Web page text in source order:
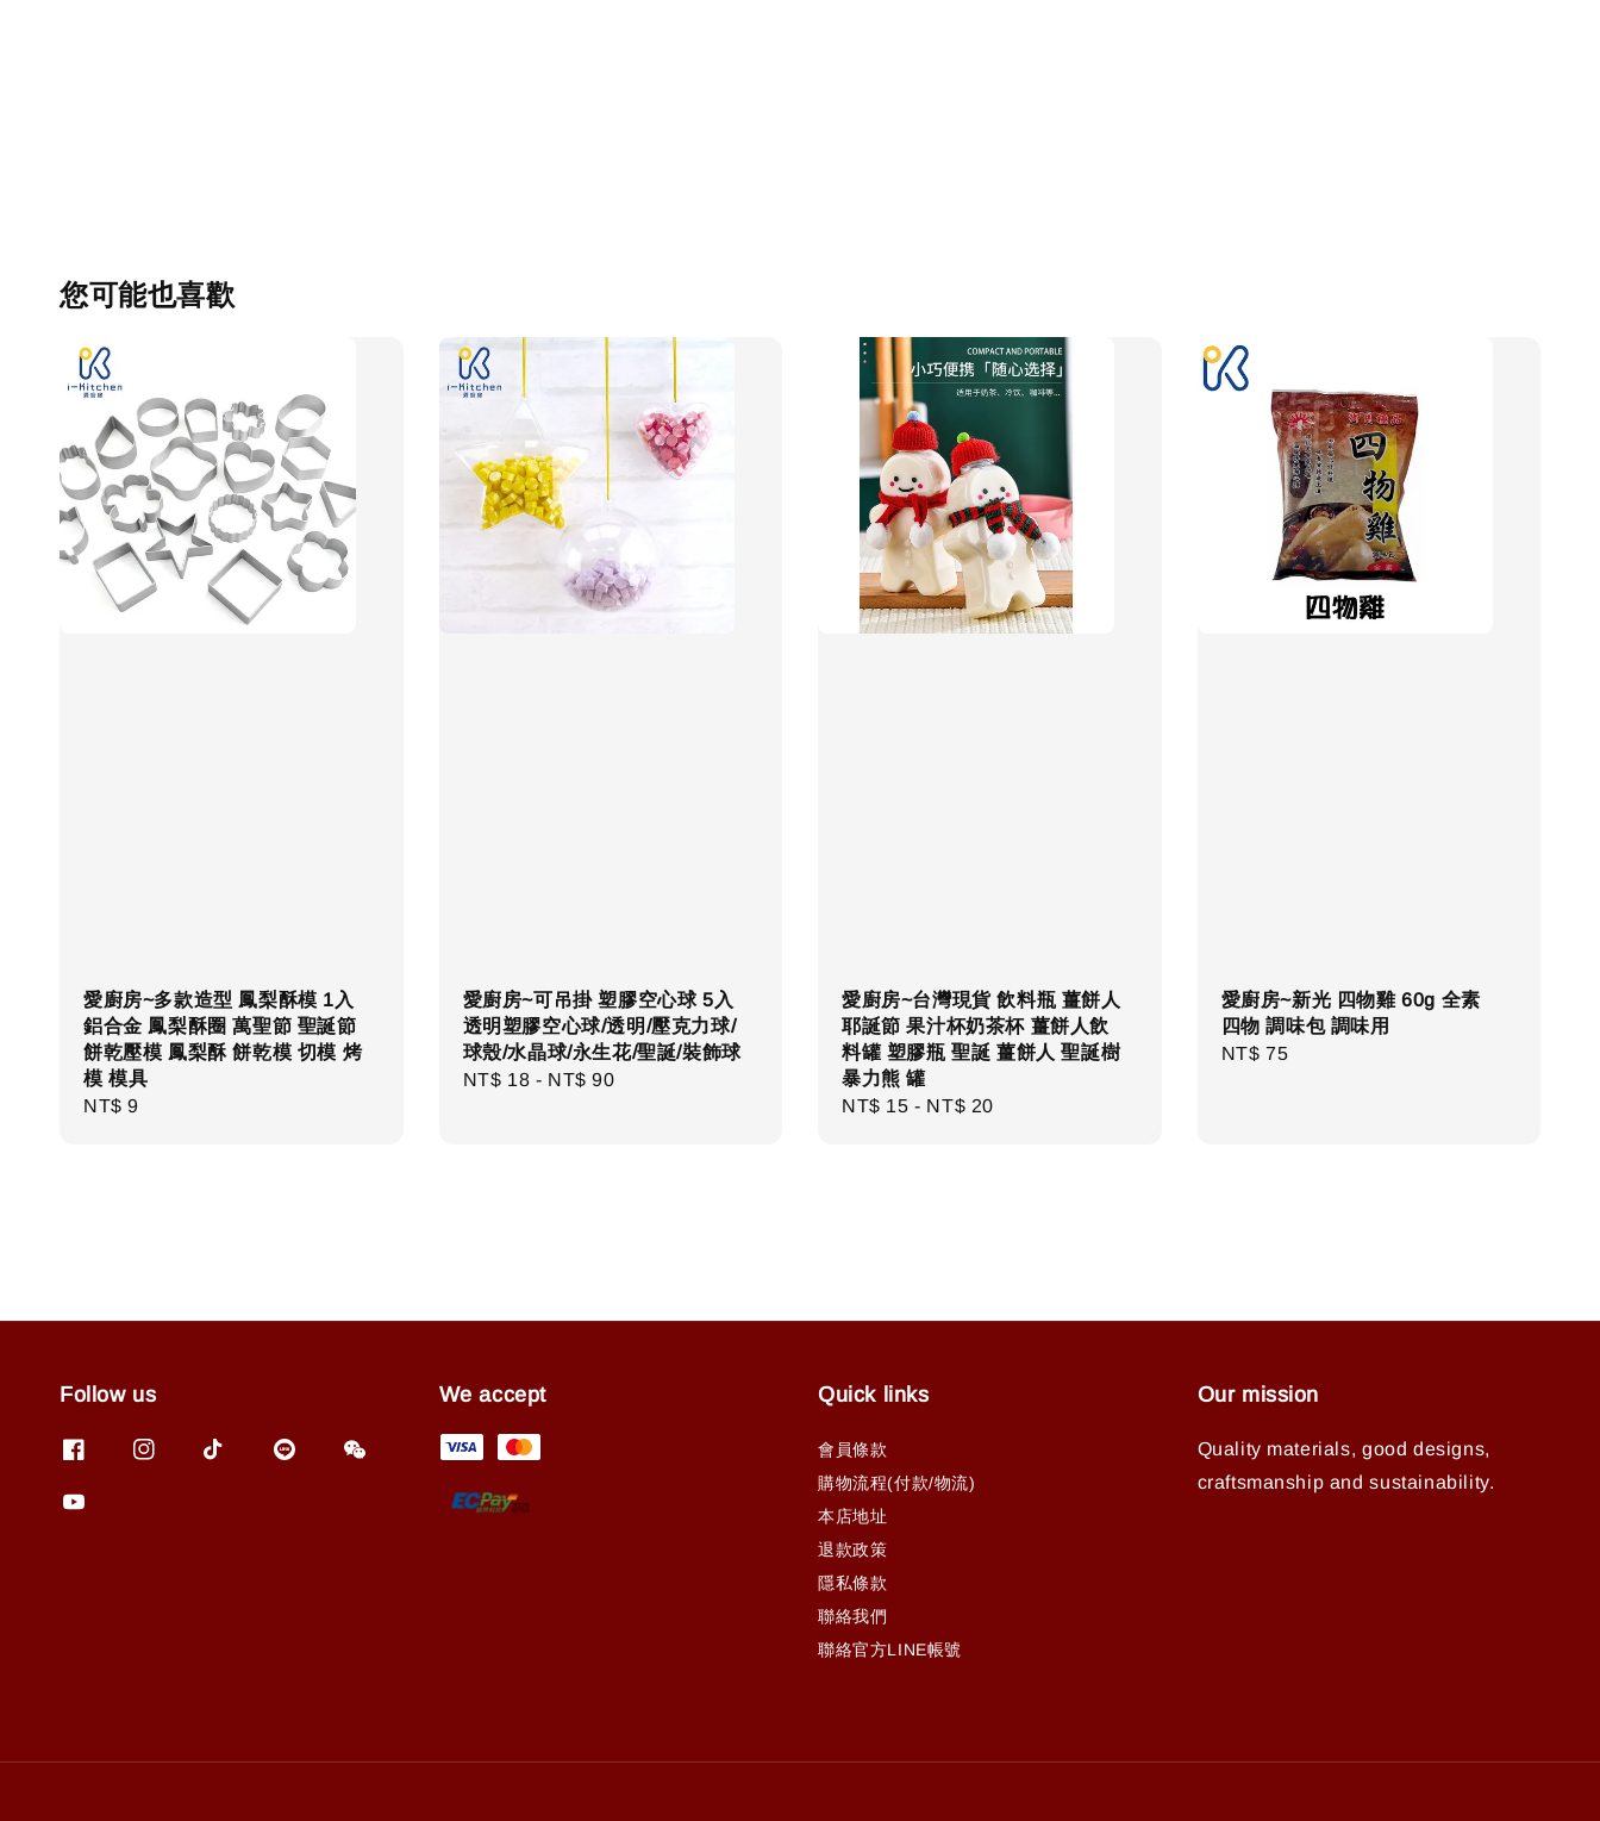
您可能也喜歡
愛廚房~多款造型 鳳梨酥模 1入
鋁合金 鳳梨酥圈 萬聖節 聖誕節
餅乾壓模 鳳梨酥 餅乾模 切模 烤
模 模具
Regular
NT$ 9
愛廚房~可吊掛 塑膠空心球 5入
透明塑膠空心球/透明/壓克力球/
球殼/水晶球/永生花/聖誕/裝飾球
Regular
NT$ 18 - NT$ 90
愛廚房~台灣現貨 飲料瓶 薑餅人
耶誕節 果汁杯奶茶杯 薑餅人飲
料罐 塑膠瓶 聖誕 薑餅人 聖誕樹
暴力熊 罐
Regular
NT$ 15 - NT$ 20
愛廚房~新光 四物雞 60g 全素
四物 調味包 調味用
Regular
NT$ 75
Follow us We accept Quick links
會員條款
購物流程(付款/物流)
本店地址
退款政策
隱私條款
聯絡我們
聯絡官方LINE帳號
Our mission
Quality materials, good designs,
craftsmanship and sustainability.